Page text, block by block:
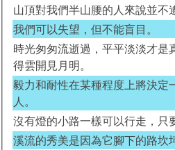
山頂對我們半山腰的人來說並不
我們可以失望，但不能盲目。
時光匆匆流逝過，平平淡淡才是
得雲開見月明。
毅力和耐性在某種程度上將決定
人。
沒有燈的小路一樣可以行走，只
溪流的秀美是因為它腳下的路坎